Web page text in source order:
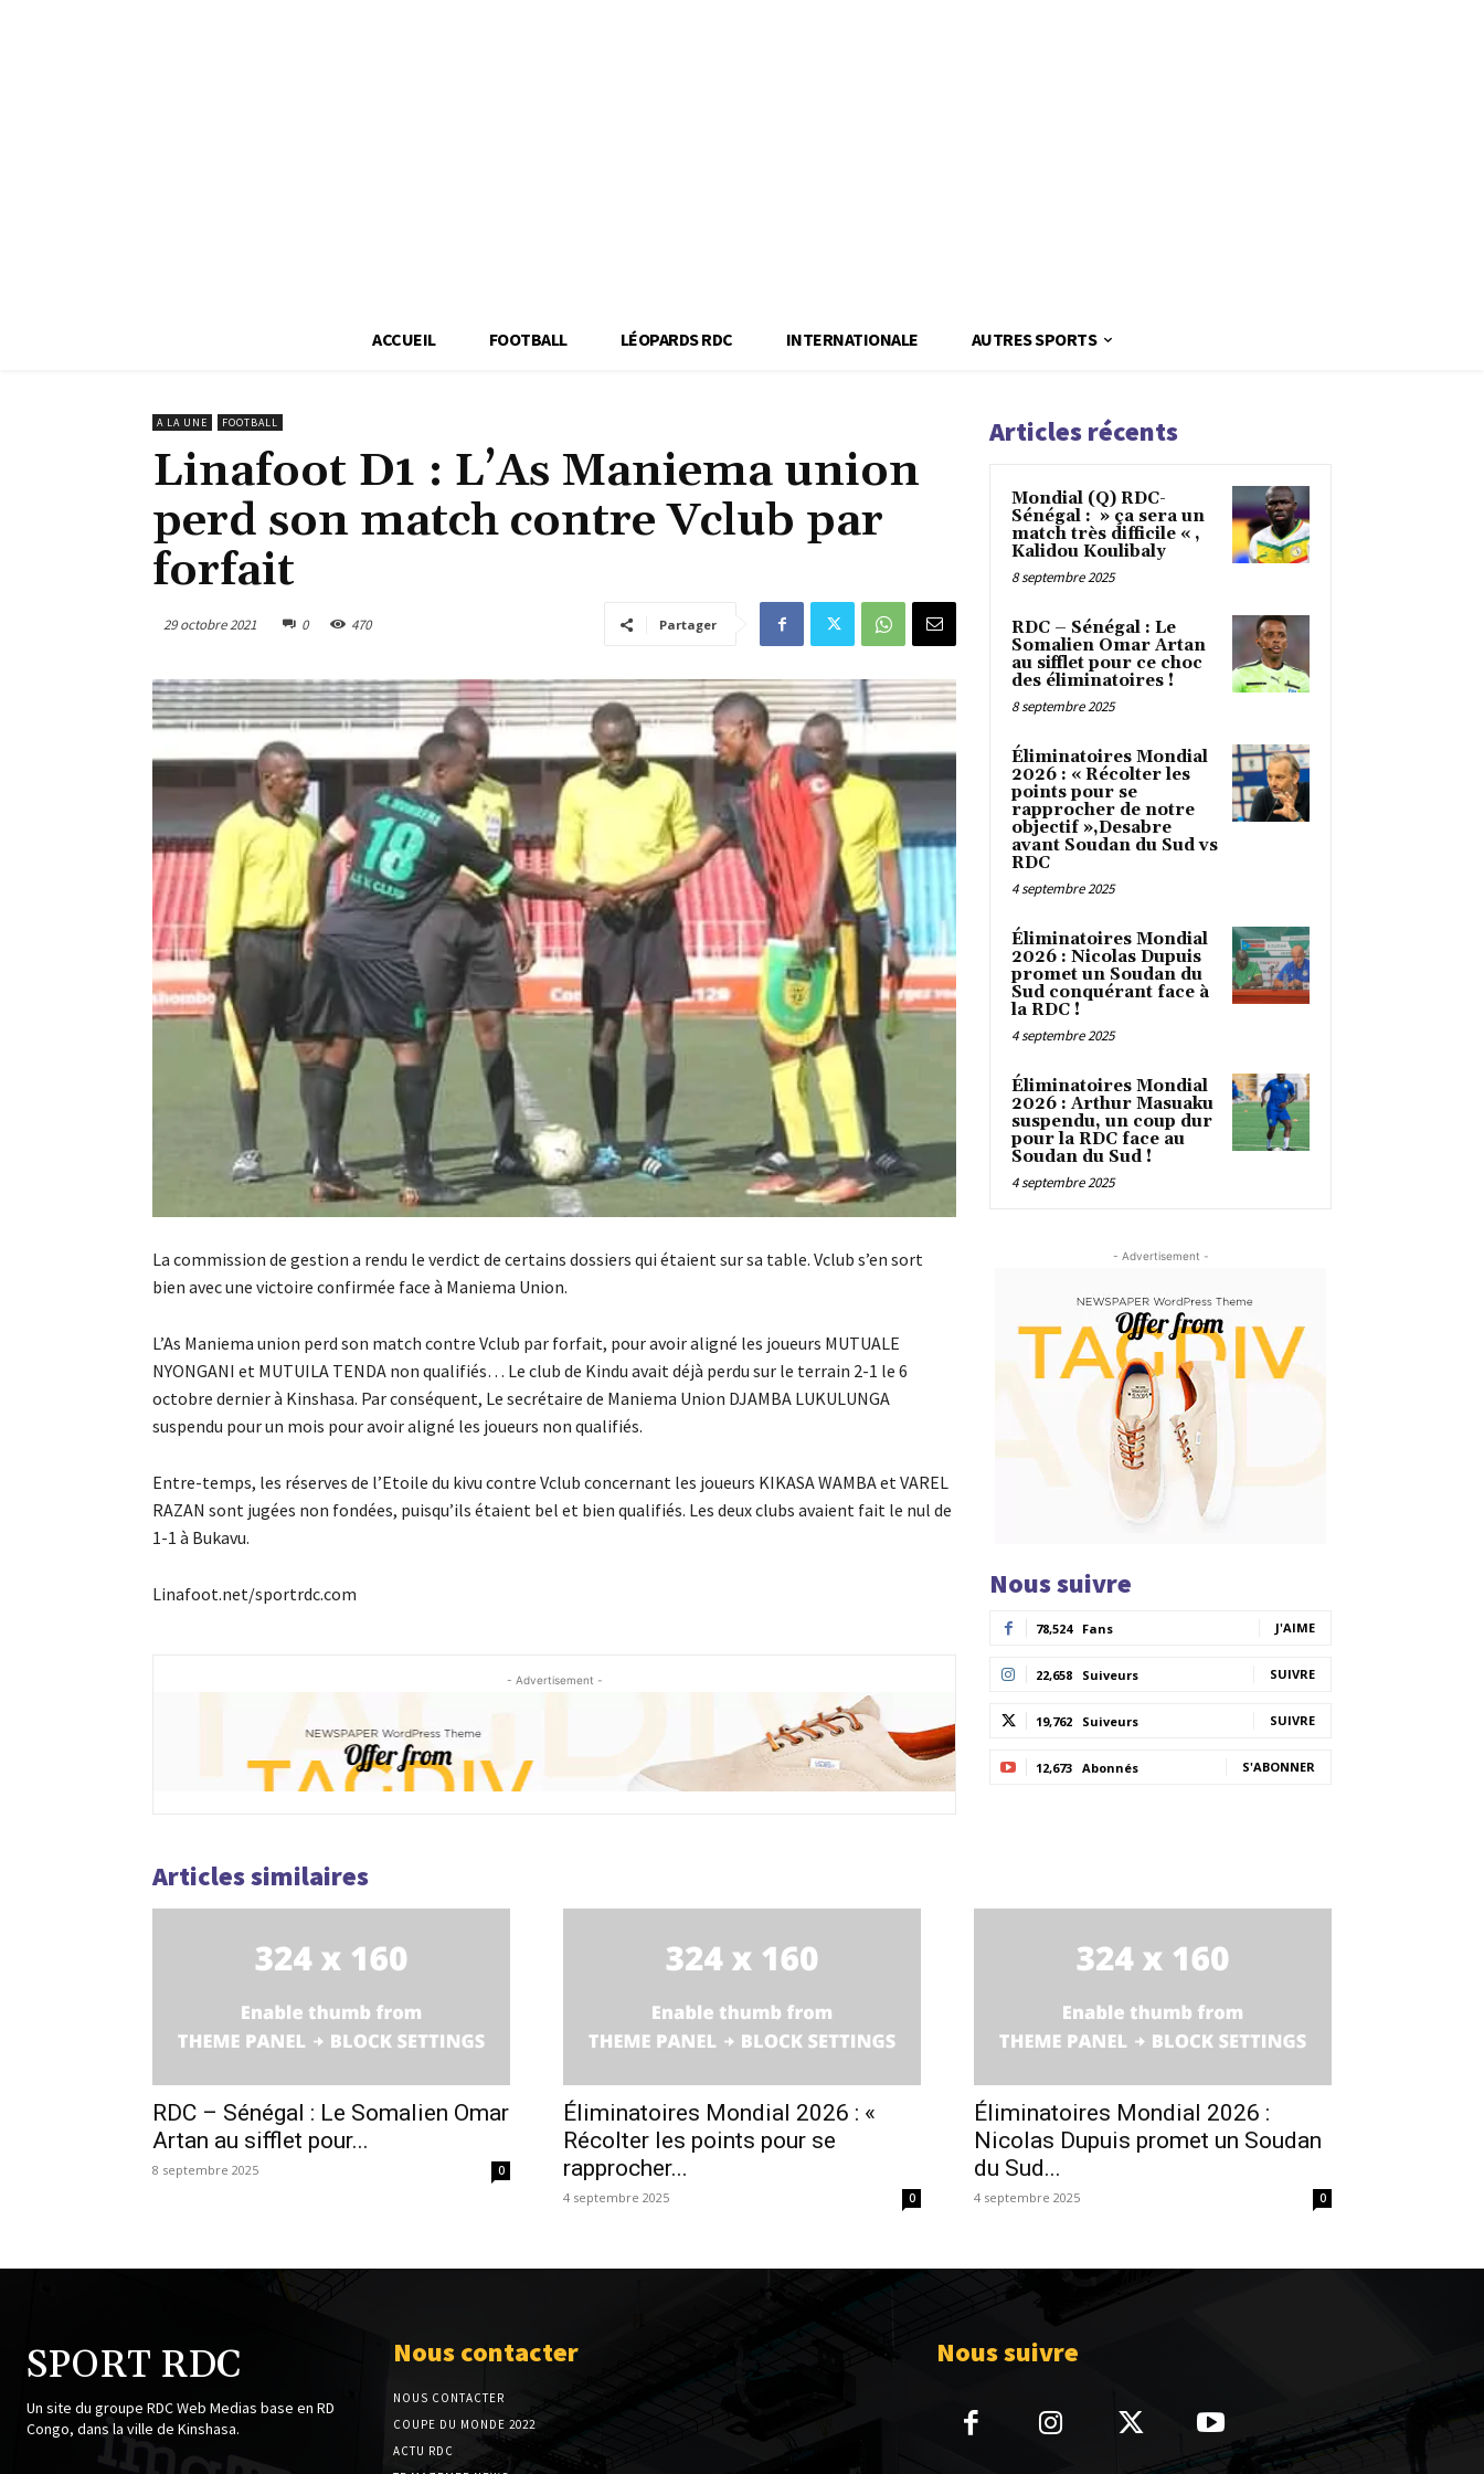
ACCUEIL FOOTBALL LÉOPARDS RDC INTERNATIONALE AUTRES SPORTS
A LA UNE FOOTBALL
Linafoot D1 : L’As Maniema union
perd son match contre Vclub par
forfait
29 octobre 2021 0 470 Partager
La commission de gestion a rendu le verdict de certains dossiers qui étaient sur sa table. Vclub s’en sort
bien avec une victoire confirmée face à Maniema Union.
L’As Maniema union perd son match contre Vclub par forfait, pour avoir aligné les joueurs MUTUALE
NYONGANI et MUTUILA TENDA non qualifiés… Le club de Kindu avait déjà perdu sur le terrain 2-1 le 6
octobre dernier à Kinshasa. Par conséquent, Le secrétaire de Maniema Union DJAMBA LUKULUNGA
suspendu pour un mois pour avoir aligné les joueurs non qualifiés.
Entre-temps, les réserves de l’Etoile du kivu contre Vclub concernant les joueurs KIKASA WAMBA et VAREL
RAZAN sont jugées non fondées, puisqu’ils étaient bel et bien qualifiés. Les deux clubs avaient fait le nul de
1-1 à Bukavu.
Linafoot.net/sportrdc.com
- Advertisement -
Articles récents
Mondial (Q) RDC-
Sénégal : » ça sera un
match très difficile « ,
Kalidou Koulibaly
8 septembre 2025
RDC – Sénégal : Le
Somalien Omar Artan
au sifflet pour ce choc
des éliminatoires !
8 septembre 2025
Éliminatoires Mondial
2026 : « Récolter les
points pour se
rapprocher de notre
objectif »,Desabre
avant Soudan du Sud vs
RDC
4 septembre 2025
Éliminatoires Mondial
2026 : Nicolas Dupuis
promet un Soudan du
Sud conquérant face à
la RDC !
4 septembre 2025
Éliminatoires Mondial
2026 : Arthur Masuaku
suspendu, un coup dur
pour la RDC face au
Soudan du Sud !
4 septembre 2025
- Advertisement -
Nous suivre
78,524 Fans J'AIME
22,658 Suiveurs SUIVRE
19,762 Suiveurs SUIVRE
12,673 Abonnés S'ABONNER
Articles similaires
RDC – Sénégal : Le Somalien Omar
Artan au sifflet pour...
8 septembre 2025 0
Éliminatoires Mondial 2026 : «
Récolter les points pour se
rapprocher...
4 septembre 2025 0
Éliminatoires Mondial 2026 :
Nicolas Dupuis promet un Soudan
du Sud...
4 septembre 2025 0
SPORT RDC
Un site du groupe RDC Web Medias base en RD
Congo, dans la ville de Kinshasa.
Nous contacter
NOUS CONTACTER
COUPE DU MONDE 2022
ACTU RDC
Nous suivre